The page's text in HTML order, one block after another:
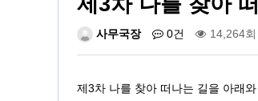
사무국장 0건 14,264회
제3차 나를 찾아 떠나는 길을 아래